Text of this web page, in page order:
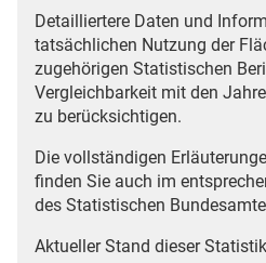
Detailliertere Daten und
tatsächlichen Nutzung der
zugehörigen Statistischen
Vergleichbarkeit mit den
zu berücksichtigen.
Die vollständigen
finden Sie auch im
des Statistischen
Aktueller Stand dieser